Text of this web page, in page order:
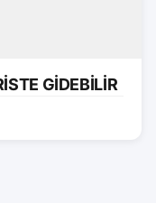
GİDEBİLİR